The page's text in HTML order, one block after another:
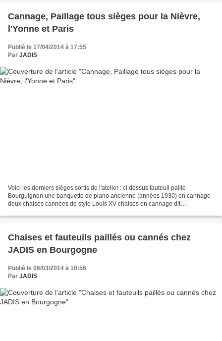
Cannage, Paillage tous sièges pour la Nièvre,
l'Yonne et Paris
Publié le 17/04/2014 à 17:55
Par JADIS
Voici les derniers sièges sortis de l'atelier : ci dessus fauteuil paillé
Bourguignon une banquette de piano ancienne (années 1930) en cannage
deux chaises cannées de style Louis XV chaises en cannage dit
Chaises et fauteuils paillés ou cannés chez
JADIS en Bourgogne
Publié le 06/03/2014 à 10:56
Par JADIS